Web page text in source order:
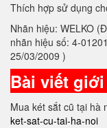
Thích hợp sử dụng
Nhãn hiệu: WELKO
nhãn hiệu số: 4-
25/03/2009 )
Bài viết
Mua két sắt cũ tại hà
ket-sat-cu-tai-ha-noi